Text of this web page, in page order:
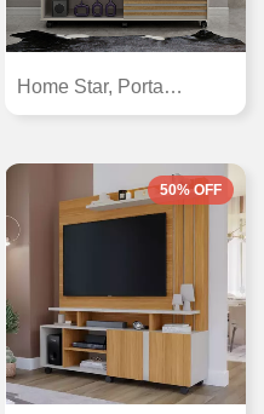
Home Star, Porta Deslizante, com Suporte...
50%OFF